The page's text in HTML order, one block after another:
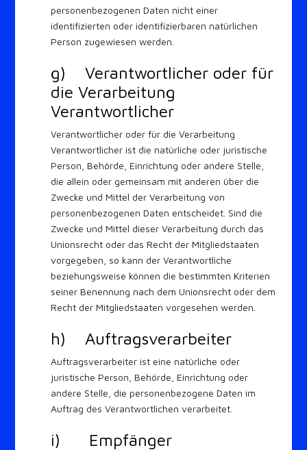
personenbezogenen Daten nicht einer
identifizierten oder identifizierbaren natürlichen
Person zugewiesen werden.
g) Verantwortlicher oder für
die Verarbeitung
Verantwortlicher
Verantwortlicher oder für die Verarbeitung
Verantwortlicher ist die natürliche oder juristische
Person, Behörde, Einrichtung oder andere Stelle,
die allein oder gemeinsam mit anderen über die
Zwecke und Mittel der Verarbeitung von
personenbezogenen Daten entscheidet. Sind die
Zwecke und Mittel dieser Verarbeitung durch das
Unionsrecht oder das Recht der Mitgliedstaaten
vorgegeben, so kann der Verantwortliche
beziehungsweise können die bestimmten Kriterien
seiner Benennung nach dem Unionsrecht oder dem
Recht der Mitgliedstaaten vorgesehen werden.
h) Auftragsverarbeiter
Auftragsverarbeiter ist eine natürliche oder
juristische Person, Behörde, Einrichtung oder
andere Stelle, die personenbezogene Daten im
Auftrag des Verantwortlichen verarbeitet.
i) Empfänger